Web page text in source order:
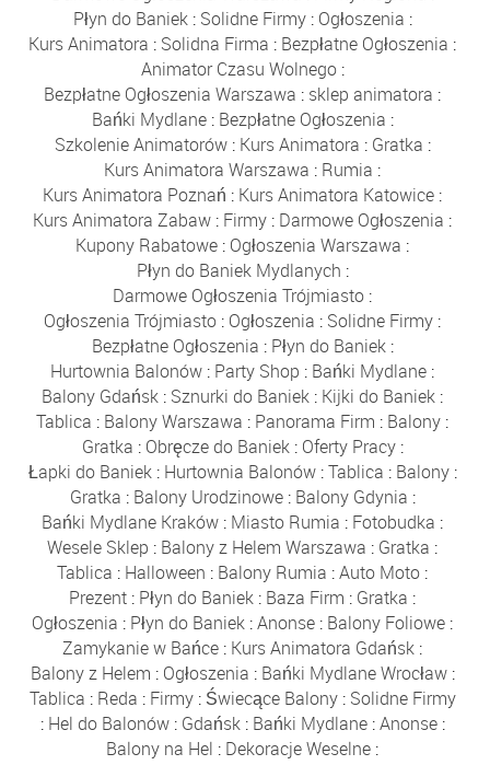
Płyn do Baniek: Solidne Firmy: Ogłoszenia :
Kurs Animatora : Solidna Firma : Bezpłatne Ogłoszenia :
Animator Czasu Wolnego:
Bezpłatne Ogłoszenia Warszawa : sklep animatora :
Bańki Mydlane: Bezpłatne Ogłoszenia :
Szkolenie Animatorów: Kurs Animatora : Gratka :
Kurs Animatora Warszawa : Rumia :
Kurs Animatora Poznań : Kurs Animatora Katowice :
Kurs Animatora Zabaw : Firmy : Darmowe Ogłoszenia :
Kupony Rabatowe : Ogłoszenia Warszawa :
Płyn do Baniek Mydlanych :
Darmowe Ogłoszenia Trójmiasto :
Ogłoszenia Trójmiasto : Ogłoszenia : Solidne Firmy :
Bezpłatne Ogłoszenia : Płyn do Baniek:
Hurtownia Balonów : Party Shop : Bańki Mydlane :
Balony Gdańsk : Sznurki do Baniek : Kijki do Baniek :
Tablica : Balony Warszawa : Panorama Firm : Balony :
Gratka : Obręcze do Baniek: Oferty Pracy:
Łapki do Baniek: Hurtownia Balonów:Tablica : Balony:
Gratka : Balony Urodzinowe: Balony Gdynia :
Bańki Mydlane Kraków : Miasto Rumia : Fotobudka :
Wesele Sklep : Balony z Helem Warszawa : Gratka :
Tablica : Halloween : Balony Rumia :Auto Moto :
Prezent : Płyn do Baniek : Baza Firm : Gratka :
Ogłoszenia : Płyn do Baniek :Anonse : Balony Foliowe :
Zamykanie w Bańce : Kurs Animatora Gdańsk :
Balony z Helem : Ogłoszenia : Bańki Mydlane Wrocław:
Tablica : Reda : Firmy: Świecące Balony: Solidne Firmy
: Hel do Balonów: Gdańsk: Bańki Mydlane:Anonse:
Balony na Hel : Dekoracje Weselne :